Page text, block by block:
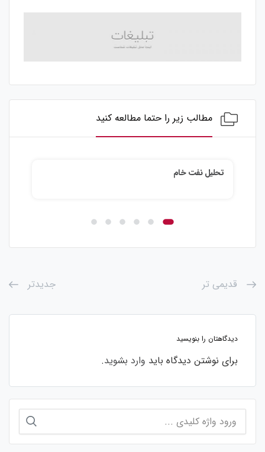
مطالب زیر را حتما مطالعه کنید
قدیمی تر جدیدتر
دیدگاهتان را بنویسید
برای نوشتن دیدگاه باید وارد بشوید.
جستجو
برای: